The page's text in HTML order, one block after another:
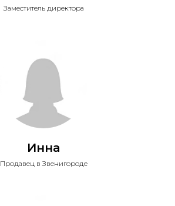
Заместитель директора
Инна
Продавец в Звенигороде